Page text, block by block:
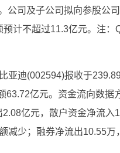
公司及子公司拟向参股公
计不超过11.3亿元。注：
亚迪(002594)报收于
63.72亿元。资金流向数据
亿元，散户资金净流入
减少；融券净流出10.55万